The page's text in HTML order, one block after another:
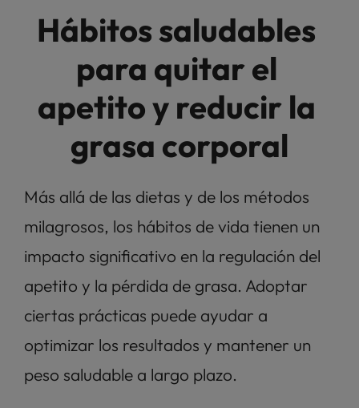
Hábitos saludables
para quitar el
apetito y reducir la
grasa corporal
Más allá de las dietas y de los métodos
milagrosos, los hábitos de vida tienen un
impacto significativo en la regulación del
apetito y la pérdida de grasa. Adoptar
ciertas prácticas puede ayudar a
optimizar los resultados y mantener un
peso saludable a largo plazo.